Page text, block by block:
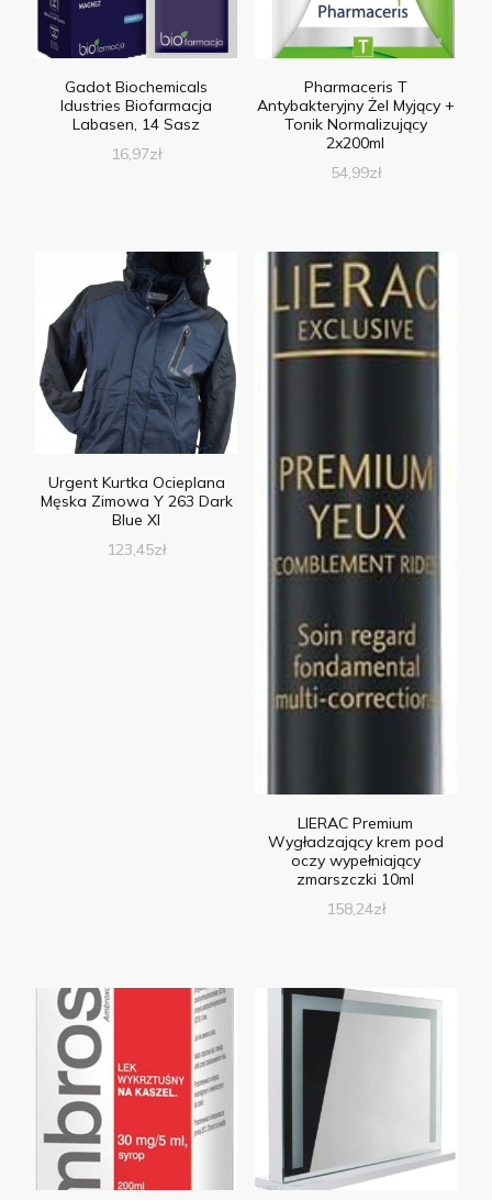
Gadot Biochemicals
Idustries Biofarmacja
Labasen, 14 Sasz
16,97zł
Pharmaceris T
Antybakteryjny Żel Myjący +
Tonik Normalizujący
2x200ml
54,99zł
Urgent Kurtka Ocieplana
Męska Zimowa Y 263 Dark
Blue Xl
123,45zł
LIERAC Premium
Wygładzający krem pod
oczy wypełniający
zmarszczki 10ml
158,24zł